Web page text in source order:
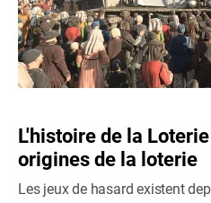
L'histoire de la
origines de la loterie
Les jeux de hasard existent